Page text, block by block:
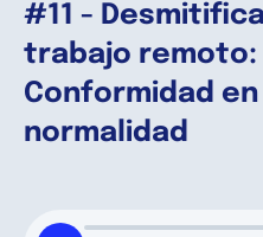
#11 -
trabajo remoto:
Conformidad en
normalidad
Precios
Contenido